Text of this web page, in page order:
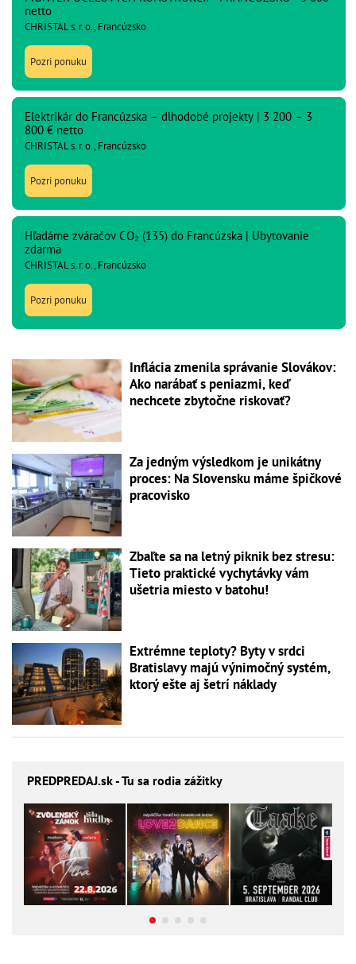
netto
CHRISTAL s. r. o., Francúzsko
Pozri ponuku
Elektrikár do Francúzska – dlhodobé projekty | 3 200 – 3
800 € netto
CHRISTAL s. r. o., Francúzsko
Pozri ponuku
Hľadáme zváračov CO₂ (135) do Francúzska | Ubytovanie
zdarma
CHRISTAL s. r. o., Francúzsko
Pozri ponuku
Inflácia zmenila správanie Slovákov:
Ako narábať s peniazmi, keď
nechcete zbytočne riskovať?
Za jedným výsledkom je unikátny
proces: Na Slovensku máme špičkové
pracovisko
Zbaľte sa na letný piknik bez stresu:
Tieto praktické vychytávky vám
ušetria miesto v batohu!
Extrémne teploty? Byty v srdci
Bratislavy majú výnimočný systém,
ktorý ešte aj šetrí náklady
PREDPREDAJ.sk - Tu sa rodia zážitky